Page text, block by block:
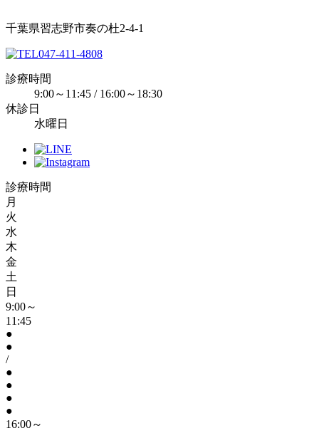
千葉県習志野市奏の杜2-4-1
047-411-4808
診療時間
9:00～11:45 / 16:00～18:30
休診日
水曜日
診療時間
月
火
水
木
金
土
日
9:00～
11:45
●
●
/
●
●
●
●
16:00～